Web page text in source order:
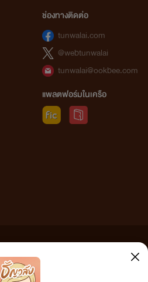
ช่องทางติดต่อ
tunwalai.com
@webtunwalai
tunwalai@ookbee.com
แพลตฟอร์มในเครือ
ต่อข้อความใดๆ ทั้งสิ้น ดังนั้นผู้อ่านทุกท่านโปรดใช้
กท่านพบข้อความใดๆ ที่ขัดต่อกฎหมายและศีลธรรม